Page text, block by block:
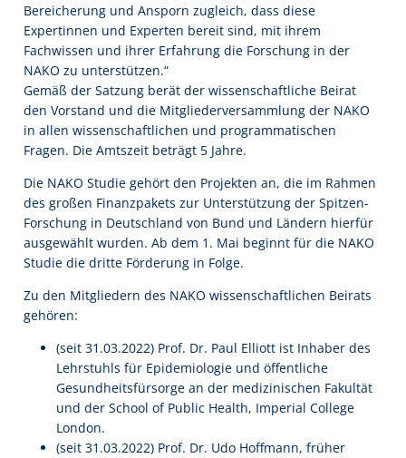
Bereicherung und Ansporn zugleich, dass diese
Expertinnen und Experten bereit sind, mit ihrem
Fachwissen und ihrer Erfahrung die Forschung in der
NAKO zu unterstützen.“
Gemäß der Satzung berät der wissenschaftliche Beirat
den Vorstand und die Mitgliederversammlung der NAKO
in allen wissenschaftlichen und programmatischen
Fragen. Die Amtszeit beträgt 5 Jahre.
Die NAKO Studie gehört den Projekten an, die im Rahmen
des großen Finanzpakets zur Unterstützung der Spitzen-
Forschung in Deutschland von Bund und Ländern hierfür
ausgewählt wurden. Ab dem 1. Mai beginnt für die NAKO
Studie die dritte Förderung in Folge.
Zu den Mitgliedern des NAKO wissenschaftlichen Beirats
gehören:
(seit 31.03.2022) Prof. Dr. Paul Elliott ist Inhaber des
Lehrstuhls für Epidemiologie und öffentliche
Gesundheitsfürsorge an der medizinischen Fakultät
und der School of Public Health, Imperial College
London.
(seit 31.03.2022) Prof. Dr. Udo Hoffmann, früher